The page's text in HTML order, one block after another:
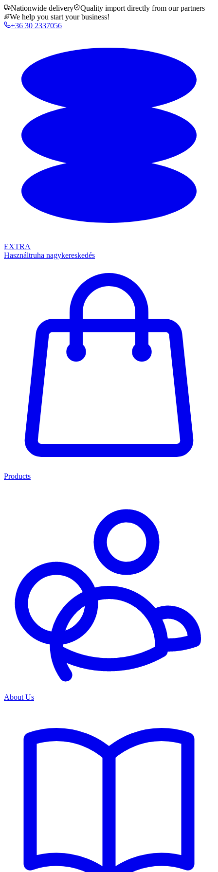
Nationwide delivery
Quality import directly from our partners
We help you start your business!
+36 30 2337056
EXTRA
Használtruha nagykereskedés
Products
About Us